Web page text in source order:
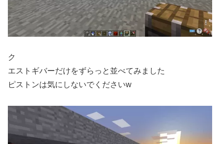
ク
エストギバーだけをずらっと並べてみました
ピストンは気にしないでくださいw